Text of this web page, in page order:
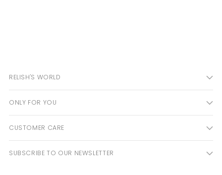
RELISH'S WORLD
ONLY FOR YOU
CUSTOMER CARE
SUBSCRIBE TO OUR NEWSLETTER